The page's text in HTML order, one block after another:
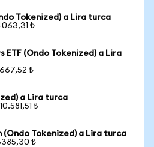
Tokenized) a Lira turca
₺
ETF (Ondo Tokenized) a Lira
₺
a Lira turca
₺
(Ondo Tokenized) a Lira turca
₺